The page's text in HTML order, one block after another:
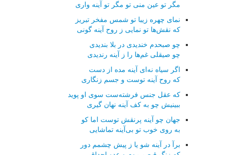
مگر تو عین منی تو مگر تو آینه واری
نمای چهره زیبا تو شمس مفخر تبریز
كه نقش‌ها تو نمایی ز روح آینه گونی
چو صبحدم خندیدی در بلا بندیدی
چو صیقلی غم‌ها را ز آینه رندیدی
اگر سیاه نه‌ای آینه مده از دست
كه روح آینه توست و جسم زنگاری
كه عقل جنس فرشته‌ست سوی او پوید
ببینیش چو به كف آینه نهان گیری
جهان چو آینه پرنقش توست اما كو
به روی خوب تو بی‌آینه تماشایی
برآ در آینه شو یا ز پیش چشمم دور